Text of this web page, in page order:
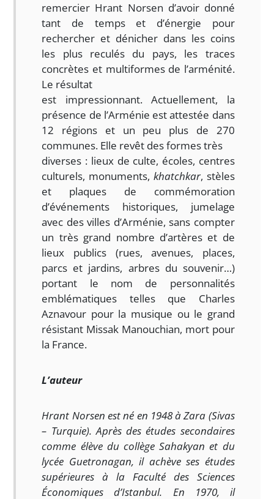
remercier Hrant Norsen d’avoir donné
tant de temps et d’énergie pour
rechercher et dénicher dans les coins
les plus reculés du pays, les traces
concrètes et multiformes de l’arménité.
Le résultat
est impressionnant. Actuellement, la
présence de l’Arménie est attestée dans
12 régions et un peu plus de 270
communes. Elle revêt des formes très
diverses : lieux de culte, écoles, centres
culturels, monuments, khatchkar, stèles
et plaques de commémoration
d’événements historiques, jumelage
avec des villes d’Arménie, sans compter
un très grand nombre d’artères et de
lieux publics (rues, avenues, places,
parcs et jardins, arbres du souvenir…)
portant le nom de personnalités
emblématiques telles que Charles
Aznavour pour la musique ou le grand
résistant Missak Manouchian, mort pour
la France.
L’auteur
Hrant Norsen est né en 1948 à Zara (Sivas
– Turquie). Après des études secondaires
comme élève du collège Sahakyan et du
lycée Guetronagan, il achève ses études
supérieures à la Faculté des Sciences
Économiques d’Istanbul. En 1970, il